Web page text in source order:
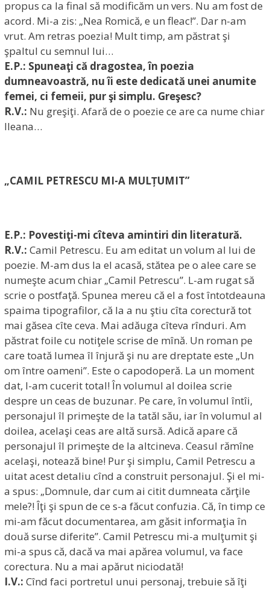
propus ca la final să modificăm un vers. Nu am fost de
acord. Mi-a zis: „Nea Romică, e un fleac!”. Dar n-am
vrut. Am retras poezia! Mult timp, am păstrat şi
şpaltul cu semnul lui…
E.P.: Spuneaţi că dragostea, în poezia
dumneavoastră, nu îi este dedicată unei anumite
femei, ci femeii, pur şi simplu. Greşesc?
R.V.: Nu greşiţi. Afară de o poezie ce are ca nume chiar
Ileana…
„CAMIL PETRESCU MI-A MULȚUMIT”
E.P.: Povestiţi-mi cîteva amintiri din literatură.
R.V.: Camil Petrescu. Eu am editat un volum al lui de
poezie. M-am dus la el acasă, stătea pe o alee care se
numeşte acum chiar „Camil Petrescu”. L-am rugat să
scrie o postfaţă. Spunea mereu că el a fost întotdeauna
spaima tipografilor, că la a nu ştiu cîta corectură tot
mai găsea cîte ceva. Mai adăuga cîteva rînduri. Am
păstrat foile cu notiţele scrise de mînă. Un roman pe
care toată lumea îl înjură şi nu are dreptate este „Un
om între oameni”. Este o capodoperă. La un moment
dat, l-am cucerit total! În volumul al doilea scrie
despre un ceas de buzunar. Pe care, în volumul întîi,
personajul îl primeşte de la tatăl său, iar în volumul al
doilea, acelaşi ceas are altă sursă. Adică apare că
personajul îl primeşte de la altcineva. Ceasul rămîne
acelaşi, notează bine! Pur şi simplu, Camil Petrescu a
uitat acest detaliu cînd a construit personajul. Şi el mi-
a spus: „Domnule, dar cum ai citit dumneata cărţile
mele?! Îţi şi spun de ce s-a făcut confuzia. Că, în timp ce
mi-am făcut documentarea, am găsit informaţia în
două surse diferite”. Camil Petrescu mi-a mulţumit şi
mi-a spus că, dacă va mai apărea volumul, va face
corectura. Nu a mai apărut niciodată!
I.V.: Cînd faci portretul unui personaj, trebuie să îţi